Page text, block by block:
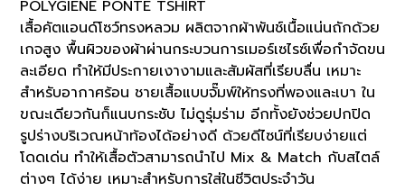
POLYGIENE PONTE TSHIRT
เสื้อคัตแอนด์โซว์ทรงหลวม ผลิตจากผ้าพันช์เนื้อแน่นถักด้วย
เกจสูง พื้นผิวของผ้าผ่านกระบวนการเมอร์เซไรซ์เพื่อกำจัดขน
ละเอียด ทำให้มีประกายเงางามและสัมผัสที่เรียบลื่น เหมาะ
สำหรับอากาศร้อน ชายเสื้อแบบจั๊มพ์ให้ทรงที่พองและเบา ใน
ขณะเดียวกันก็แนบกระชับ ไม่ดูรุ่มร่าม อีกทั้งยังช่วยปกปิด
รูปร่างบริเวณหน้าท้องได้อย่างดี ด้วยดีไซน์ที่เรียบง่ายแต่
โดดเด่น ทำให้เสื้อตัวสามารถนำไป Mix & Match กับสไตล์
ต่างๆ ได้ง่าย เหมาะสำหรับการใส่ในชีวิตประจำวัน